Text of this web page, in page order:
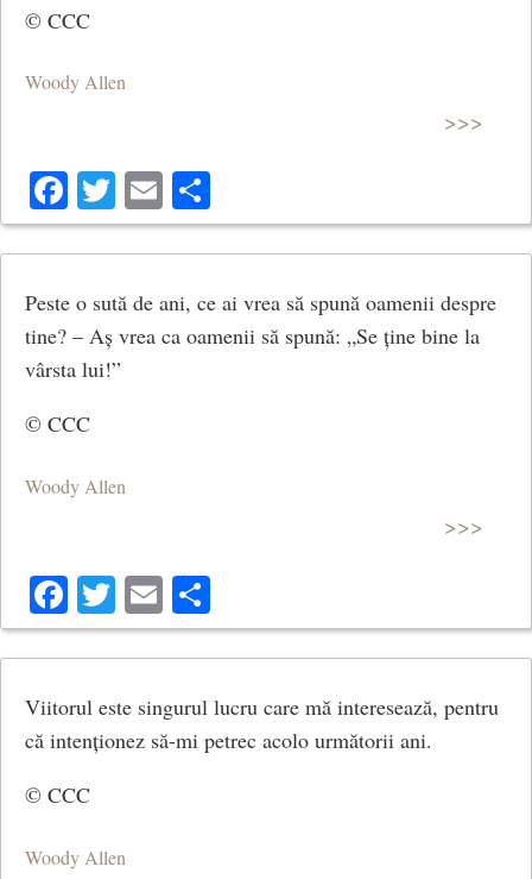
© CCC
Woody Allen
>>>
Facebook
Twitter
Email
Peste o sută de ani, ce ai vrea să spună oamenii despre
tine? – Aș vrea ca oamenii să spună: „Se ține bine la
vârsta lui!”
© CCC
Woody Allen
>>>
Facebook
Twitter
Email
Viitorul este singurul lucru care mă interesează, pentru
că intenționez să-mi petrec acolo următorii ani.
© CCC
Woody Allen